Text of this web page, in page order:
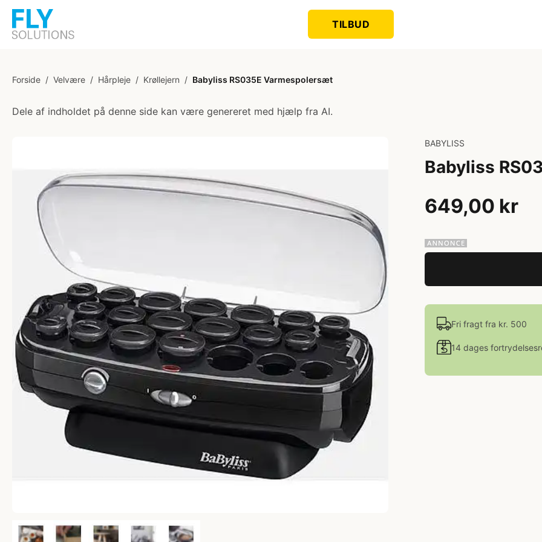
TILBUD
Forside / Velvære / Hårpleje / Krøllejern / Babyliss RS035E Varmespolersæt
Dele af indholdet på denne side kan være genereret med hjælp fra AI.
BABYLISS
Babyliss
649,00 kr
Fri fragt fra kr. 500
14 dages